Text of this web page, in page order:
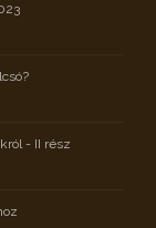
- II rész